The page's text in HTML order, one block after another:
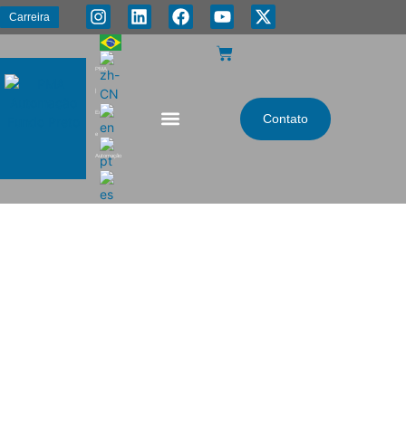
Carreira
PMA
Energia
e
Automação
Contato